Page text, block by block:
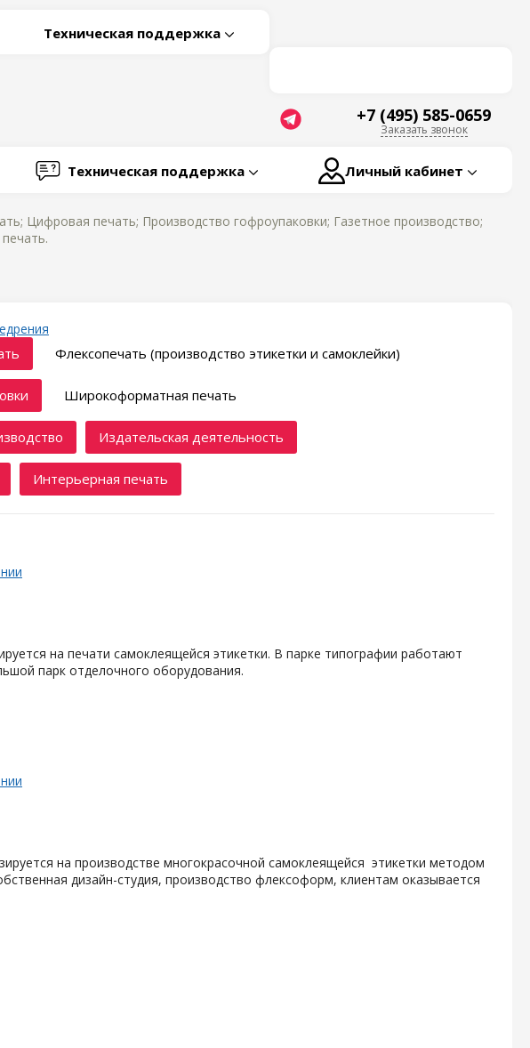
Техническая поддержка
+7 (495) 585-0659
Заказать звонок
Техническая поддержка Личный кабинет
Цифровая печать; Производство гофроупаковки; Газетное производство;
Флексопечать (производство этикетки и самоклейки)
Широкоформатная печать
Издательская деятельность
Интерьерная печать
на печати самоклеящейся этикетки. В парке типографии работают
парк отделочного оборудования.
на производстве многокрасочной самоклеящейся этикетки методом
дизайн-студия, производство флексоформ, клиентам оказывается